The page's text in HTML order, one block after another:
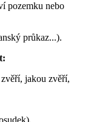
pozemku nebo
průkaz...).
jakou zvěří,